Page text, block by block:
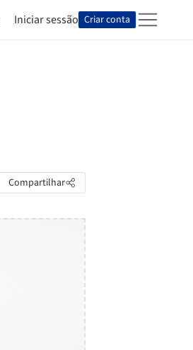
Iniciar sessão Criar conta
Compartilhar